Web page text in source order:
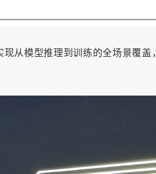
从模型推理到训练的全场景覆盖